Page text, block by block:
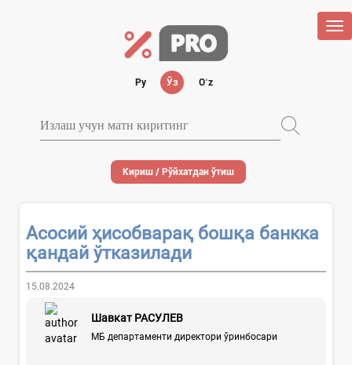
Ру Ўз Oʻz
Кириш / Рўйхатдан ўтиш
Асосий ҳисобварақ бошқа банкка
қандай ўтказилади
15.08.2024
Шавкат РАСУЛЕВ
МБ департаменти директори ўринбосари